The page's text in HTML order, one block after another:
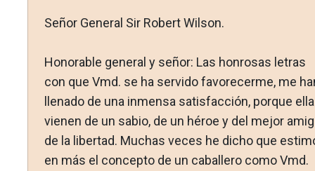
Señor General Sir Robert Wilson.
Honorable general y señor: Las honrosas letras
con que Vmd. se ha servido favorecerme, me
llenado de una inmensa satisfac­ción, porque
vienen de un sabio, de un héroe y del mejor
de la libertad. Muchas veces he dicho que
en más el concepto de un caballero como Vmd.